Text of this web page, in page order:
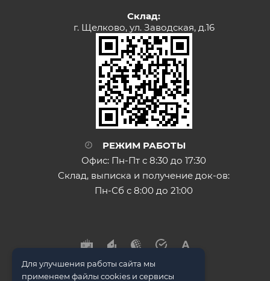
Склад:
г. Щелково, ул. Заводская, д.16
РЕЖИМ РАБОТЫ
Офис: Пн-Пт с 8:30 до 17:30
Склад, выписка и получение док-ов:
Пн-Сб с 8:00 до 21:00
Для улучшения работы сайта мы
применяем файлы cookies и сервисы